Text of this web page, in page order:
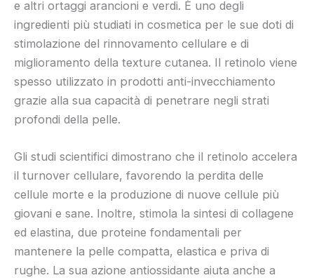
e altri ortaggi arancioni e verdi. È uno degli
ingredienti più studiati in cosmetica per le sue doti di
stimolazione del rinnovamento cellulare e di
miglioramento della texture cutanea. Il retinolo viene
spesso utilizzato in prodotti anti-invecchiamento
grazie alla sua capacità di penetrare negli strati
profondi della pelle.
Gli studi scientifici dimostrano che il retinolo accelera
il turnover cellulare, favorendo la perdita delle
cellule morte e la produzione di nuove cellule più
giovani e sane. Inoltre, stimola la sintesi di collagene
ed elastina, due proteine fondamentali per
mantenere la pelle compatta, elastica e priva di
rughe. La sua azione antiossidante aiuta anche a